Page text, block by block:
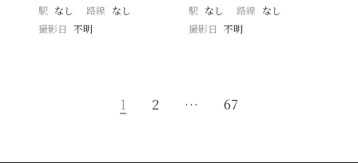
駅 なし 路線 なし
撮影日
不明
駅 なし 路線 なし
撮影日 不明
1 2 … 67